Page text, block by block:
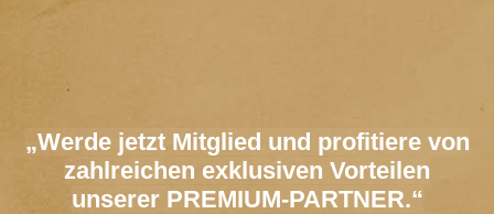
„Werde jetzt Mitglied und profitiere von
zahlreichen exklusiven Vorteilen
unserer PREMIUM-PARTNER.“